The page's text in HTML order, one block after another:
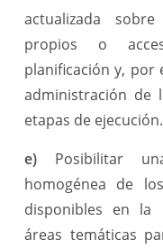
actualizada
propios o
planificación y, por
administración de
etapas de ejecución.
e) Posibilitar
homogénea de
disponibles en la
áreas temáticas